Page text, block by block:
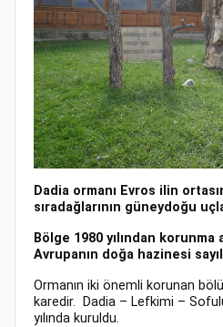
Dadia ormanı Evros ilin
sıradağlarının güneydoğu
Bölge 1980 yılından korunma
Avrupanın doğa hazinesi
Ormanın iki önemli korunan
karedir. Dadia – Lefkimi –
yılında kuruldu.